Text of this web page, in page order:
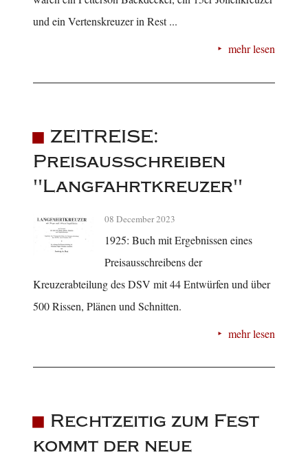
und ein Vertenskreuzer in Rest ...
mehr lesen
ZEITREISE:
Preisausschreiben
"Langfahrtkreuzer"
08 December 2023
1925: Buch mit Ergebnissen eines
Preisausschreibens der
Kreuzerabteilung des DSV mit 44 Entwürfen und über
500 Rissen, Plänen und Schnitten.
mehr lesen
Rechtzeitig zum Fest
kommt der neue